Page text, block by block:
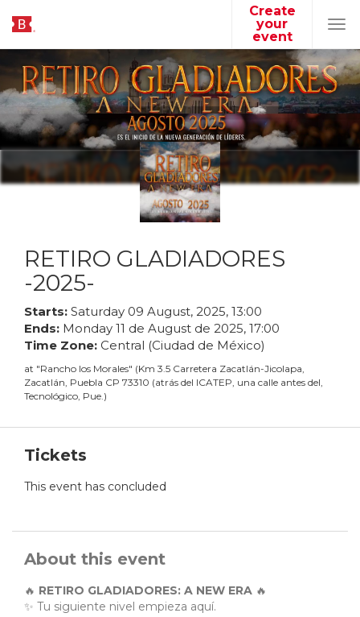
Create
your
event
RETIRO GLADIADORES
-2025-
Starts: Saturday 09 August, 2025, 13:00
Ends: Monday 11 de August de 2025, 17:00
Time Zone: Central (Ciudad de México)
at "Rancho los Morales" (Km 3.5 Carretera Zacatlán-Jicolapa,
Zacatlán, Puebla CP 73310 (atrás del ICATEP, una calle antes del,
Tecnológico, Pue.)
Tickets
This event has concluded
About this event
🔥 RETIRO GLADIADORES: A NEW ERA 🔥
✨ Tu siguiente nivel empieza aquí.